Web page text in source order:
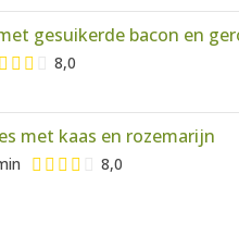
gesuikerde bacon en
8,0
met kaas en rozemarijn
8,0